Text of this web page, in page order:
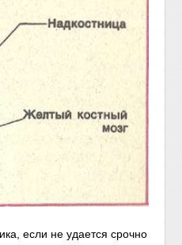
если не удается срочно